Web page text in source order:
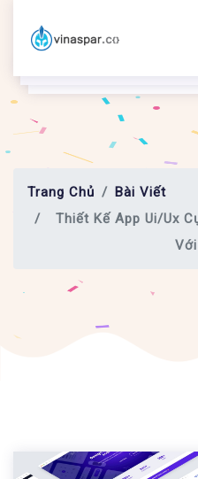
Trang Chủ
Bài Viết
Thiết Kế App Ui/ux